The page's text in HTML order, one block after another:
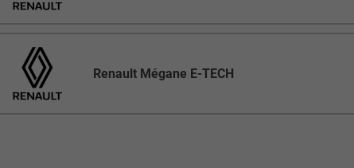
Renault Mégane E-TECH